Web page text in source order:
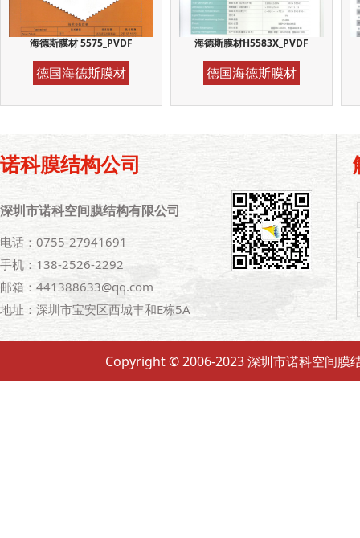
海德斯膜材 5575_PVDF
德国海德斯膜材
海德斯膜材H5583X_PVDF
德国海德斯膜材
诺科膜结构公司
深圳市诺科空间膜结构有限公司
电话：0755-27941691
手机：138-2526-2292
邮箱：441388633@qq.com
地址：深圳市宝安区西城丰和E栋5A
Copyright © 2006-2023 深圳市诺科空间